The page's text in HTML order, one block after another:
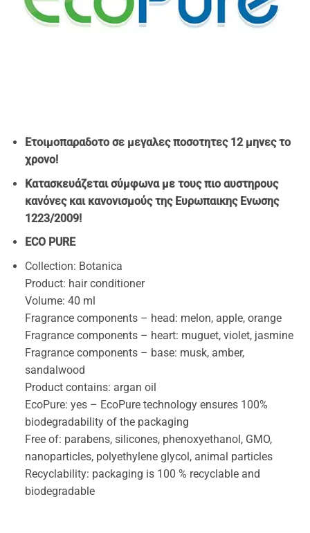
Ετοιμοπαραδοτο σε μεγαλες ποσοτητες 12 μηνες το
χρονο!
Κατασκευάζεται σύμφωνα με τους πιο αυστηρους
κανόνες και κανονισμούς της Ευρωπαικης Ενωσης
1223/2009!
ECO PURE
Collection: Botanica
Product: hair conditioner
Volume: 40 ml
Fragrance components – head: melon, apple, orange
Fragrance components – heart: muguet, violet, jasmine
Fragrance components – base: musk, amber,
sandalwood
Product contains: argan oil
EcoPure: yes – EcoPure technology ensures 100%
biodegradability of the packaging
Free of: parabens, silicones, phenoxyethanol, GMO,
nanoparticles, polyethylene glycol, animal particles
Recyclability: packaging is 100 % recyclable and
biodegradable